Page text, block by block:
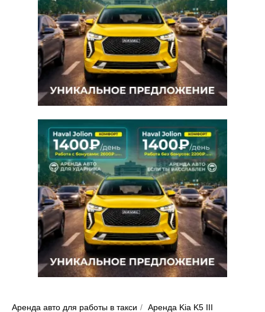
Аренда авто для работы в такси / Аренда Kia K5 III
Седан Kia K5 III обладает современным
дизайном, передовыми технологиями и
исключительной динамикой, обеспечивая
комфорт и удовольствие от каждой поездки. В K5
вы найдете продвинутые системы безопасности
и отзывчивое управление, что делает его
идеальным выбором для городской езды и
дальних путешествий.
Оставьте заявку на аренду автомобиля Kia K5 III
уже сегодня и начните стабильно зарабатывать в
Комплектация Comfort
Автомат
Ср. доход с поездки 1000 Руб
Ср. доход в сутки
Ср. доход в месяц 300 000 Руб
Залог или депозит Нет